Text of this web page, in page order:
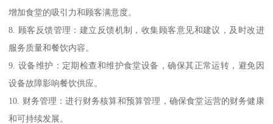
增加食堂的吸引力和顾客满意度。
8. 顾客反馈管理：建立反馈机制，收集顾客意见和建议，及时改进
服务质量和餐饮内容。
9. 设备维护：定期检查和维护食堂设备，确保其正常运转，避免因
设备故障影响餐饮供应。
10. 财务管理：进行财务核算和预算管理，确保食堂运营的财务健康
和可持续发展。